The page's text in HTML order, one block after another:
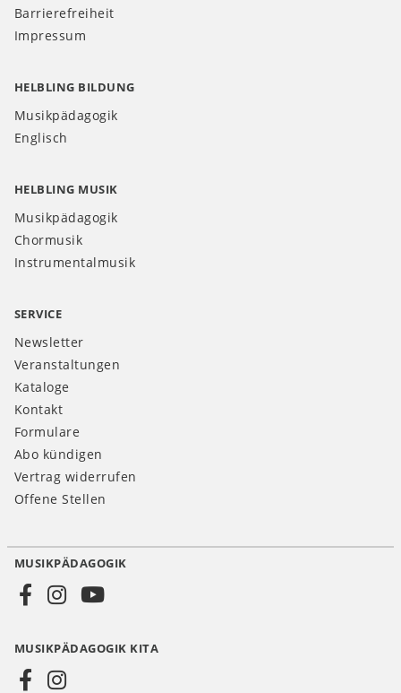
Barrierefreiheit
Impressum
HELBLING BILDUNG
Musikpädagogik
Englisch
HELBLING MUSIK
Musikpädagogik
Chormusik
Instrumentalmusik
SERVICE
Newsletter
Veranstaltungen
Kataloge
Kontakt
Formulare
Abo kündigen
Vertrag widerrufen
Offene Stellen
Social
Media
DE
MUSIKPÄDAGOGIK
MUSIKPÄDAGOGIK KITA